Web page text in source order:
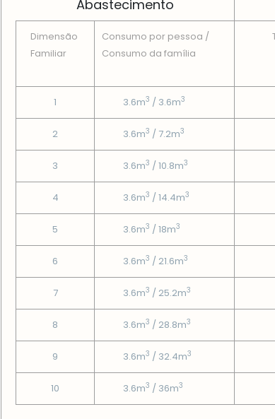
Abastecimento
Dimensão
Familiar
Consumo por pessoa /
Consumo da famí­lia
1 3.6m3 / 3.6m3
2 3.6m3 / 7.2m3
3 3.6m3 / 10.8m3
4 3.6m3 / 14.4m3
5 3.6m3 / 18m3
6 3.6m3 / 21.6m3
7 3.6m3 / 25.2m3
8 3.6m3 / 28.8m3
9 3.6m3 / 32.4m3
10 3.6m3 / 36m3